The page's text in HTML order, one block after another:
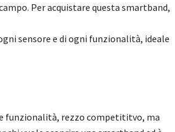
Per acquistare questa smartband,
sensore e di ogni funzionalità, ideale
funzionalità, rezzo competititvo, ma